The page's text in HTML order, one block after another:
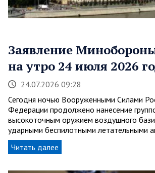
Заявление
на утро 24 июля 2026
24.07.2026 09:28
Сегодня ночью Вооруженными Силами
Федерации продолжено нанесение
высокоточным оружием воздушного
ударными беспилотными летательными
Читать далее